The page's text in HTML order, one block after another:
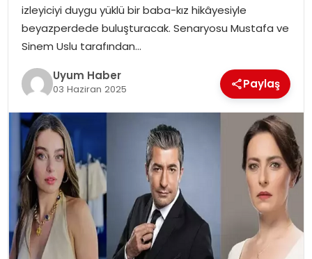
YAŞAM
izleyiciyi duygu yüklü bir baba-kız hikâyesiyle
beyazperdede buluşturacak. Senaryosu Mustafa ve
Sinem Uslu tarafından…
Uyum Haber
03 Haziran 2025 Paylaş